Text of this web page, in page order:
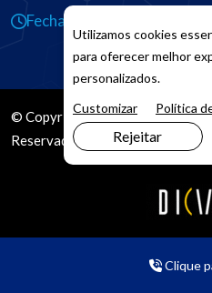
Fechado
© Copyright 2026. DIVIA
Reservados
Clique
Utilizamos cookies
para oferecer melhor
personalizados.
Customizar
Política
Rejeitar